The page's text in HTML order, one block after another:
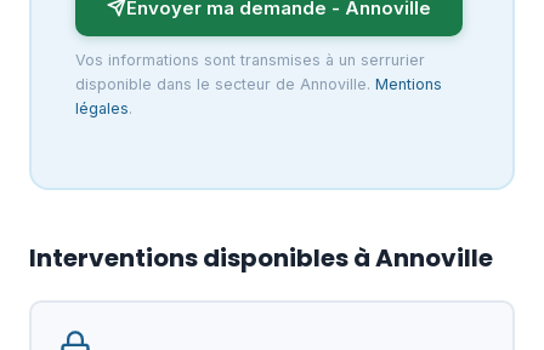
Envoyer ma demande - Annoville
Vos informations sont transmises à un serrurier
disponible dans le secteur de Annoville. Mentions
légales.
Interventions disponibles à Annoville